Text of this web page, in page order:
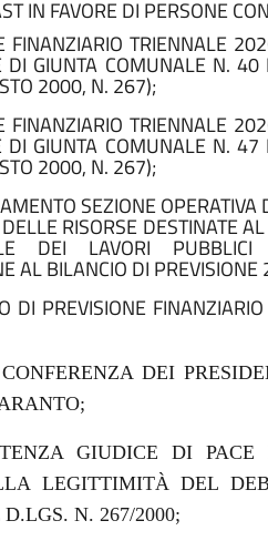
IN FAVORE DI PERSONE
FINANZIARIO TRIENNALE
DI GIUNTA COMUNALE N.
2000, N. 267);
FINANZIARIO TRIENNALE
DI GIUNTA COMUNALE N.
2000, N. 267);
SEZIONE
RISORSE DESTINATE
DEI LAVORI
AL BILANCIO DI
DI PREVISIONE
DEI
GIUDICE DI
LEGITTIMITÀ DEL
N. 267/2000;